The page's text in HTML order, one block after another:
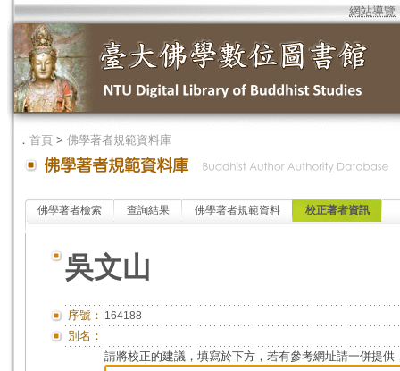
網站導覽
． 首頁 > 佛學著者規範資料庫
佛學著者檢索 查詢結果 佛學著者規範資料 校正著者資訊
吳文山
序號： 164188
別名：
請將校正的建議，填寫於下方，若有參考網址請一併提供